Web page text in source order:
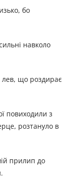
бо
навколо
що роздирає
повиходили з
розтануло в
прилип до